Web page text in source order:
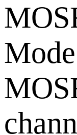
Mode